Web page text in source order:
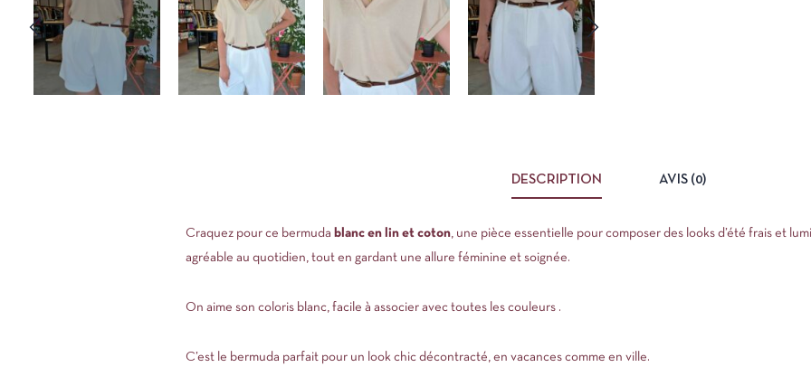
DESCRIPTION AVIS (0)
Craquez pour ce bermuda blanc en lin et coton, une pièce essentielle pour composer des looks d’été frais et
agréable au quotidien, tout en gardant une allure féminine et soignée.
On aime son coloris blanc, facile à associer avec toutes les couleurs .
C’est le bermuda parfait pour un look chic décontracté, en vacances comme en ville.